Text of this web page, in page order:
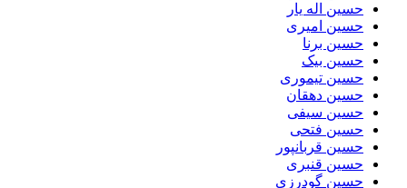
حسین اله یار
حسین امیری
حسین برنا
حسین بیک
حسین تیموری
حسین دهقان
حسین سیفی
حسین فتحی
حسین قربانپور
حسین قنبری
حسین گودرزی